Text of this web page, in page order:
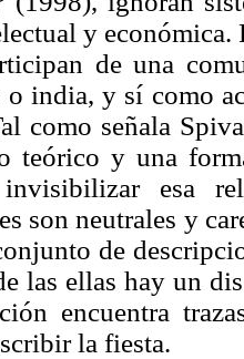
y económica.
de una
o india, y sí como
como señala
teórico y una
esa
son neutrales y
de
las ellas hay un
encuentra
la fiesta.